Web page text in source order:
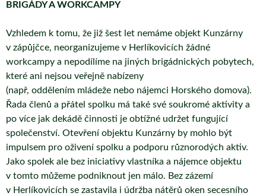
BRIGÁDY A WORKCAMPY
Vzhledem k tomu, že již šest let nemáme objekt Kunzárny
v zápůjčce, neorganizujeme v Herlíkovicích žádné
workcampy a nepodílíme na jiných brigádnických pobytech,
které ani nejsou veřejně nabízeny
(např, oddělením mládeže nebo nájemci Horského domova).
Řada členů a přátel spolku má také své soukromé aktivity a
po více jak dekádě činnosti je obtížné udržet fungující
společenství. Otevření objektu Kunzárny by mohlo být
impulsem pro oživení spolku a podporu různorodých aktiv.
Jako spolek ale bez iniciativy vlastníka a nájemce objektu
v tomto můžeme podniknout jen málo. Bez zázemí
v Herlíkovicích se zastavila i údržba nátěrů oken secesního